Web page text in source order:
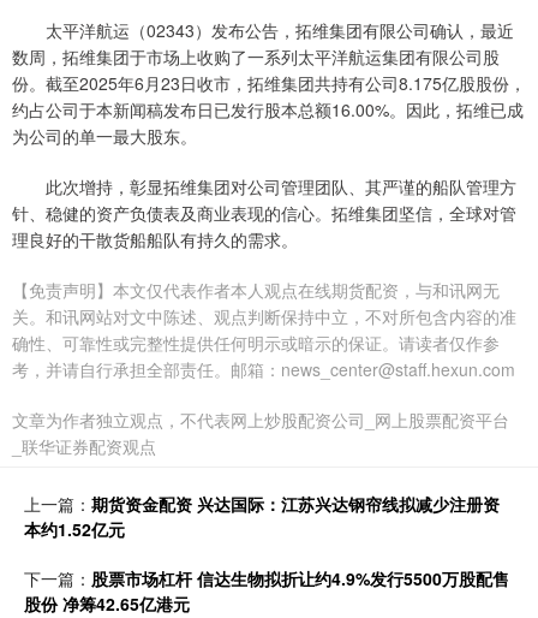
太平洋航运（02343）发布公告，拓维集团有限公司确认，最近
数周，拓维集团于市场上收购了一系列太平洋航运集团有限公司股
份。截至2025年6月23日收市，拓维集团共持有公司8.175亿股股份，
约占公司于本新闻稿发布日已发行股本总额16.00%。因此，拓维已成
为公司的单一最大股东。
此次增持，彰显拓维集团对公司管理团队、其严谨的船队管理方
针、稳健的资产负债表及商业表现的信心。拓维集团坚信，全球对管
理良好的干散货船船队有持久的需求。
【免责声明】本文仅代表作者本人观点在线期货配资，与和讯网无
关。和讯网站对文中陈述、观点判断保持中立，不对所包含内容的准
确性、可靠性或完整性提供任何明示或暗示的保证。请读者仅作参
考，并请自行承担全部责任。邮箱：news_center@staff.hexun.com
文章为作者独立观点，不代表网上炒股配资公司_网上股票配资平台
_联华证券配资观点
上一篇： 期货资金配资 兴达国际：江苏兴达钢帘线拟减少注册资
本约1.52亿元
下一篇： 股票市场杠杆 信达生物拟折让约4.9%发行5500万股配售
股份 净筹42.65亿港元